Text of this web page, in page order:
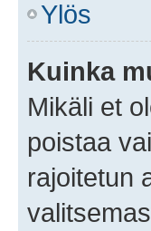
Ylös
Kuinka
Mikäli et
poistaa
rajoitetun